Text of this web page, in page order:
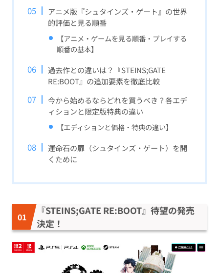
アニメ版『シュタインズ・ゲート』の世界
的評価と見る順番
【アニメ・ゲームを見る順番・プレイする
順番の基本】
過去作との違いは？『STEINS;GATE
RE:BOOT』の追加要素を徹底比較
今から始めるならどれを買うべき？各エデ
ィションと限定版特典の違い
【エディションと価格・特典の違い】
運命石の扉（シュタインズ・ゲート）を開
くために
『STEINS;GATE RE:BOOT』待望の発売
決定！